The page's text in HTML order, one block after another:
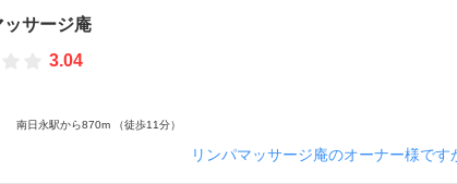
ッサージ庵
3.04
南日永駅から870m （徒歩11分）
リンパマッサージ庵のオーナー様です